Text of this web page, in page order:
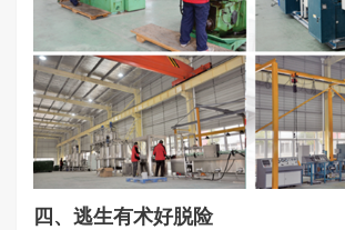
四、逃生有术好脱险